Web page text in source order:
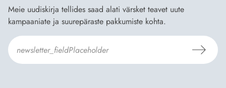
Meie uudiskirja tellides saad alati värsket teavet uute
kampaaniate ja suurepäraste pakkumiste kohta.